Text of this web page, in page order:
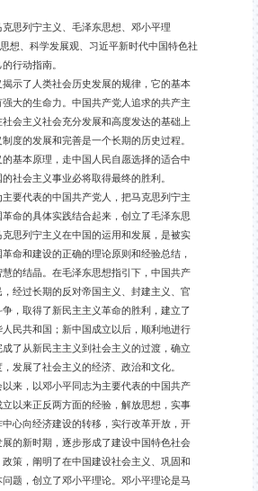
列宁主义、毛泽东思想、邓小平理
想、科学发展观、习近平新时代中国特色社
行动指南。
了人类社会历史发展的规律，它的基本
大的生命力。中国共产党人追求的共产主
会主义社会充分发展和高度发达的基础上
度的发展和完善是一个长期的历史过程。
基本原理，走中国人民自愿选择的适合中
社会主义事业必将取得最终的胜利。
代表的中国共产党人，把马克思列宁主
命的具体实践结合起来，创立了毛泽东思
思列宁主义在中国的运用和发展，是被实
命和建设的正确的理论原则和经验总结，
的结晶。在毛泽东思想指引下，中国共产
经过长期的反对帝国主义、封建主义、官
，取得了新民主主义革命的胜利，建立了
民共和国；新中国成立以后，顺利地进行
了从新民主主义到社会主义的过渡，确立
发展了社会主义的经济、政治和文化。
，以邓小平同志为主要代表的中国共产
以来正反两方面的经验，解放思想，实事
心向经济建设的转移，实行改革开放，开
的新时期，逐步形成了建设中国特色社会
策，阐明了在中国建设社会主义、巩固和
题，创立了邓小平理论。邓小平理论是马